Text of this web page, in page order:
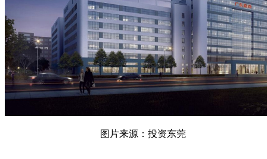
图片来源：投资东莞